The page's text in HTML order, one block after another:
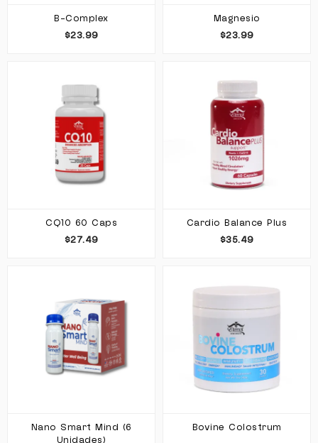
B-Complex
$23.99
Magnesio
$23.99
CQ10 60 Caps
$27.49
Cardio Balance Plus
$35.49
Nano Smart Mind (6
Unidades)
Bovine Colostrum